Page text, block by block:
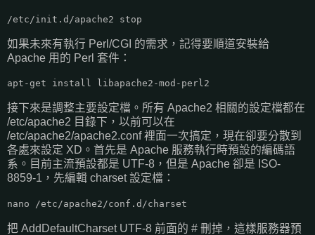
/etc/init.d/apache2 stop
如果未來有執行 Perl/CGI 的需求，記得要順道安裝給
Apache 用的 Perl 套件：
apt-get install libapache2-mod-perl2
接下來是調整主要設定檔。所有 Apache2 相關的設定檔都在
/etc/apache2 目錄下，以前可以在
/etc/apache2/apache2.conf 裡面一次搞定，現在卻要分散到
各處來設定 XD。首先是 Apache 服務執行時預設的編碼語
系。目前主流預設都是 UTF-8，但是 Apache 卻是 ISO-
8859-1，先編輯 charset 設定檔：
nano /etc/apache2/conf.d/charset
把 AddDefaultCharset UTF-8 前面的 # 刪掉，這樣服務器預